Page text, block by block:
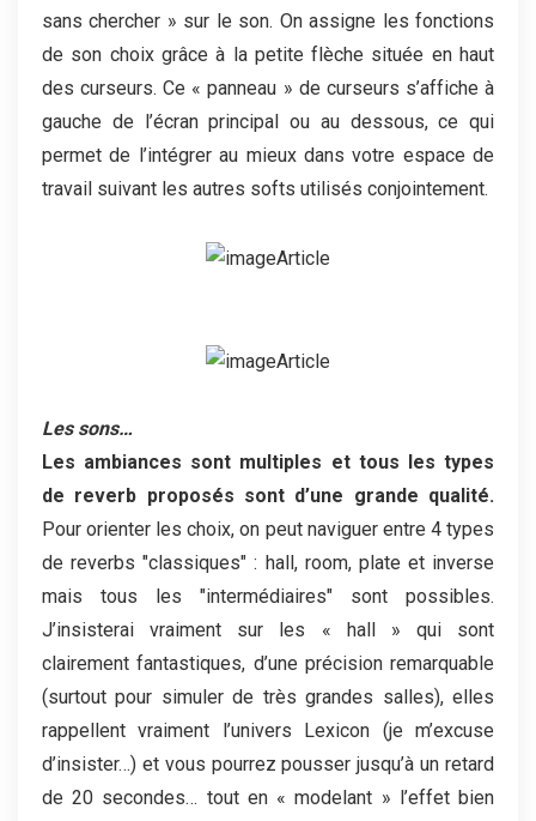
sans chercher » sur le son. On assigne les fonctions
de son choix grâce à la petite flèche située en haut
des curseurs. Ce « panneau » de curseurs s’affiche à
gauche de l’écran principal ou au dessous, ce qui
permet de l’intégrer au mieux dans votre espace de
travail suivant les autres softs utilisés conjointement.
Les sons…
Les ambiances sont multiples et tous les types
de reverb proposés sont d’une grande qualité.
Pour orienter les choix, on peut naviguer entre 4 types
de reverbs "classiques" : hall, room, plate et inverse
mais tous les "intermédiaires" sont possibles.
J’insisterai vraiment sur les « hall » qui sont
clairement fantastiques, d’une précision remarquable
(surtout pour simuler de très grandes salles), elles
rappellent vraiment l’univers Lexicon (je m’excuse
d’insister…) et vous pourrez pousser jusqu’à un retard
de 20 secondes… tout en « modelant » l’effet bien